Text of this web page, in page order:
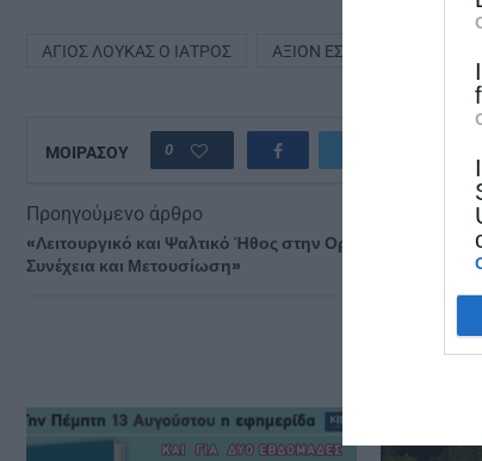
ΆΓΙΟΣ ΛΟΥΚΆΣ Ο ΙΑΤΡΌΣ ΆΞΙΟΝ ΕΣΤΊ
ΜΟΙΡΑΣΟΥ 0
Προηγούμενο άρθρο
«Λειτουργικό και Ψαλτικό Ήθος στην Ορθόδοξη Λατρεία:
Συνέχεια και Μετουσίωση»